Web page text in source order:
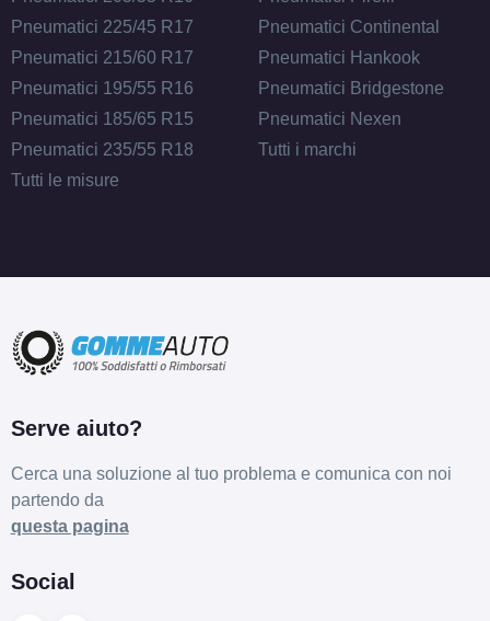
175/70 R13 82T B
Disponibile
155/65 R13 73T ECO
Disponibile
Pneumatici 225/45 R17
Pneumatici 215/60 R17
Pneumatici 195/55 R16
Pneumatici 185/65 R15
Pneumatici 235/55 R18
Tutti le misure
Pneumatici Continental
Pneumatici Hankook
Pneumatici Bridgestone
Pneumatici Nexen
Tutti i marchi
Serve aiuto?
Cerca una soluzione al tuo problema e comunica con noi
partendo da
questa pagina
Social